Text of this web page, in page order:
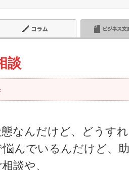
談
態なんだけど、どうす
悩んでいるんだけど、
談や、